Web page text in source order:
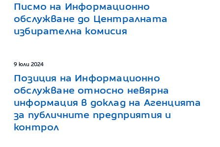
Писмо на Информационно
обслужване до Централната
избирателна комисия
9 юли 2024
Позиция на Информационно
обслужване относно невярна
информация в доклад на Агенцията
за публичните предприятия и
контрол